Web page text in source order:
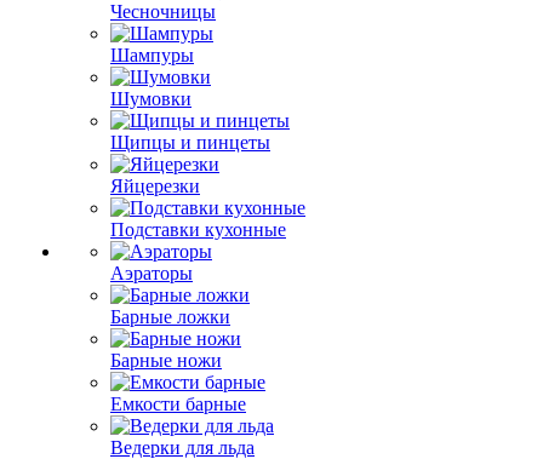
Чесночницы
Шампуры
Шумовки
Щипцы и пинцеты
Яйцерезки
Подставки кухонные
Аэраторы
Барные ложки
Барные ножи
Емкости барные
Ведерки для льда